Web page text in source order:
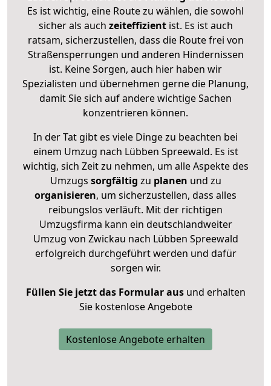
Es ist wichtig, eine Route zu wählen, die sowohl
sicher als auch zeiteffizientist. Es ist auch
ratsam, sicherzustellen, dass die Route frei von
Straßensperrungen und anderen Hindernissen
ist. Keine Sorgen, auch hier haben wir
Spezialisten und übernehmen gerne die Planung,
damit Sie sich auf andere wichtige Sachen
konzentrieren können.
In der Tat gibt es viele Dinge zu beachten bei
einem Umzug nach Lübben Spreewald. Es ist
wichtig, sich Zeit zu nehmen, um alle Aspekte des
Umzugs sorgfältig zu planen und zu
organisieren, um sicherzustellen, dass alles
reibungslos verläuft. Mit der richtigen
Umzugsfirma kann ein deutschlandweiter
Umzug von Zwickau nach Lübben Spreewald
erfolgreich durchgeführt werden und dafür
sorgen wir.
Füllen Sie jetzt das Formular ausund erhalten
Sie kostenlose Angebote
Kostenlose Angebote erhalten